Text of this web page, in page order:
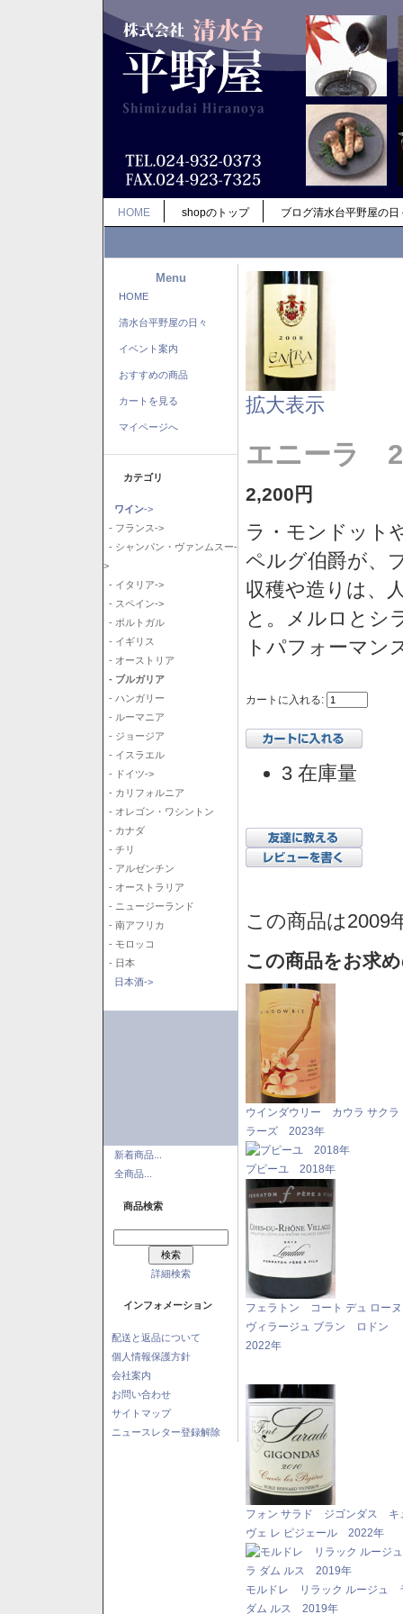
HOME shopのトップ ブログ清水台平野屋の日
Menu
HOME
清水台平野屋の日々
イベント案内
おすすめの商品
カートを見る
マイページへ
カテゴリ
ワイン->
- フランス->
- シャンパン・ヴァンムスー-
>
- イタリア->
- スペイン->
- ポルトガル
- イギリス
- オーストリア
- ブルガリア
- ハンガリー
- ルーマニア
- ジョージア
- イスラエル
- ドイツ->
- カリフォルニア
- オレゴン・ワシントン
- カナダ
- チリ
- アルゼンチン
- オーストラリア
- ニュージーランド
- 南アフリカ
- モロッコ
- 日本
日本酒->
新着商品...
全商品...
商品検索
詳細検索
インフォメーション
配送と返品について
個人情報保護方針
会社案内
お問い合わせ
サイトマップ
ニュースレター登録解除
拡大表示
エニーラ
2,200円
ラ・モンドット
ペルグ伯爵が、
収穫や造りは、
と。メルロとシ
トパフォーマン
カートに入れる:
3 在庫量
この商品は2009
この商品をお求
ウインダウリー カウラ サクラ
ラーズ 2023年
プピーユ 2018年
フェラトン コート デュ ロー
ヴィラージュ ブラン ロドン
2022年
フォン サラド ジゴンダス キ
ヴェ レ ピジェール 2022年
モルドレ リラック ルージュ
ダム ルス 2019年